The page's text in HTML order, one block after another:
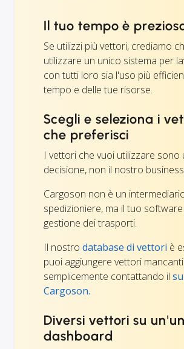
Il tuo tempo è
Se utilizzi più vettori, crediamo
utilizzare un unico sistema per
con tutti loro sia l'uso più
tempo e delle tue risorse.
Scegli e seleziona i
che preferisci
I vettori che vuoi utilizzare sono
decisione, non il nostro
Cargoson non è un
spedizioniere, ma il tuo
gestione dei trasporti.
Il nostro database di vettori è
puoi aggiungere vettori mancanti
semplicemente contattando il
Cargoson.
Diversi vettori su
dashboard